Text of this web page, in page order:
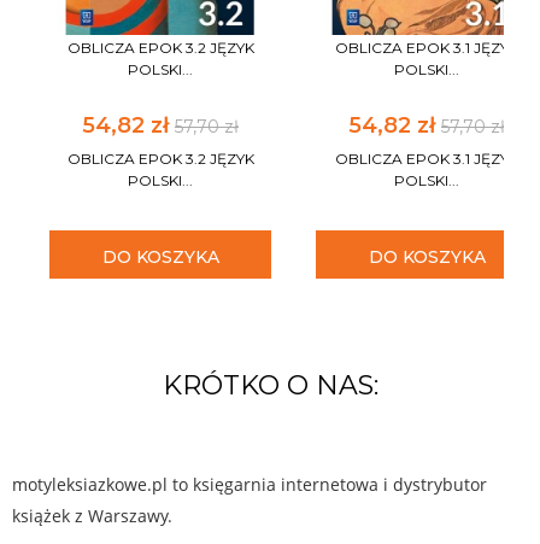
OBLICZA EPOK 3.2 JĘZYK
POLSKI...
54,82 zł 57,70 zł
OBLICZA EPOK 3.2 JĘZYK
POLSKI...
DO KOSZYKA
OBLICZA EPOK 3.1 JĘZYK
POLSKI...
54,82 zł 57,70 zł
OBLICZA EPOK 3.1 JĘZYK
POLSKI...
DO KOSZYKA
KRÓTKO O NAS:
motyleksiazkowe.pl to księgarnia internetowa i dystrybutor
książek z Warszawy.